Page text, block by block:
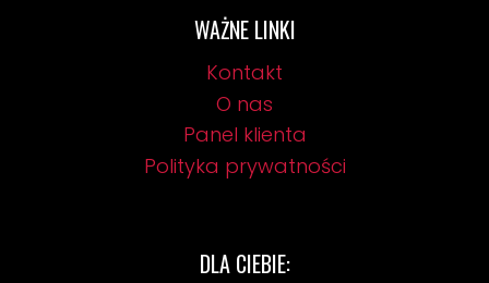
WAŻNE LINKI
Kontakt
O nas
Panel klienta
Polityka prywatności
DLA CIEBIE: